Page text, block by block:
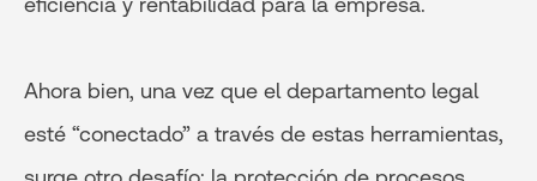
Ahora bien, una vez que el departamento legal
esté “conectado” a través de estas herramientas,